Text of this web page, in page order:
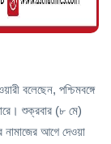
বলেছেন, পশ্চিমবঙ্গে
শুক্রবার (৮ মে)
নামাজের আগে দেওয়া